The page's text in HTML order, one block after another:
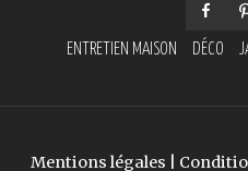
ENTRETIEN MAISON DÉCO
Mentions légales